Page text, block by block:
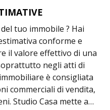
tuo immobile ? Hai
conforme e
il valore effettivo di una
negli atti di
è consigliata
commerciali di vendita,
Studio Casa mette a…